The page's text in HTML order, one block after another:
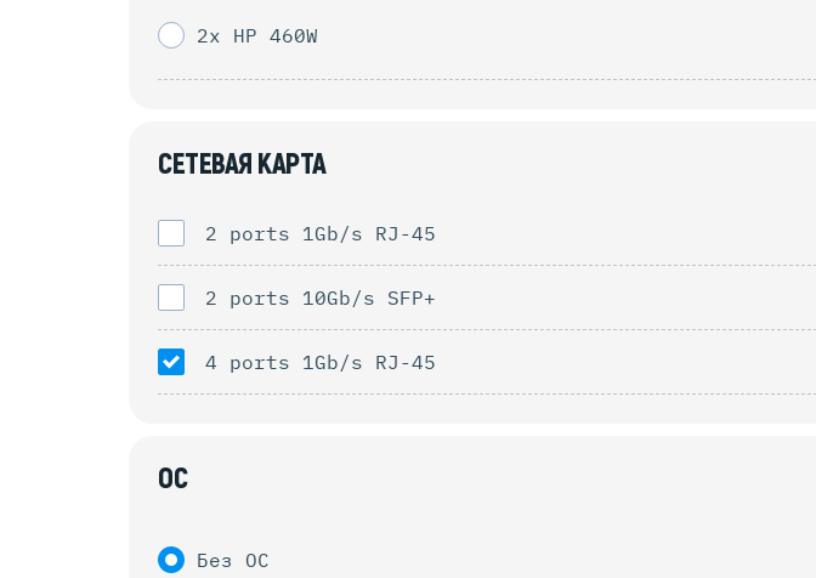
2x HP 460W
СЕТЕВАЯ КАРТА
2 ports 1Gb/s RJ-45
2 ports 10Gb/s SFP+
4 ports 1Gb/s RJ-45
ОС
Без ОС